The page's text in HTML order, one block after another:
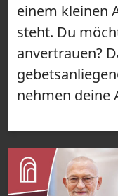
einem kleinen
steht. Du
anvertrauen?
nehmen deine